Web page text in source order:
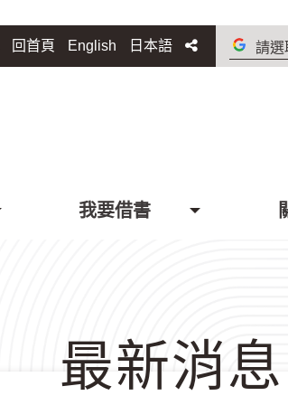
回首頁 English 日本語 分享
請
選
我要借書
最新消息